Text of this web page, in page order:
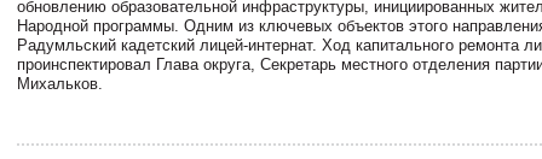
обновлению образовательной инфраструктуры, инициированных
Народной программы. Одним из ключевых объектов этого
Радумльский кадетский лицей-интернат. Ход капитального ремонта
проинспектировал Глава округа, Секретарь местного отделения
Михальков.